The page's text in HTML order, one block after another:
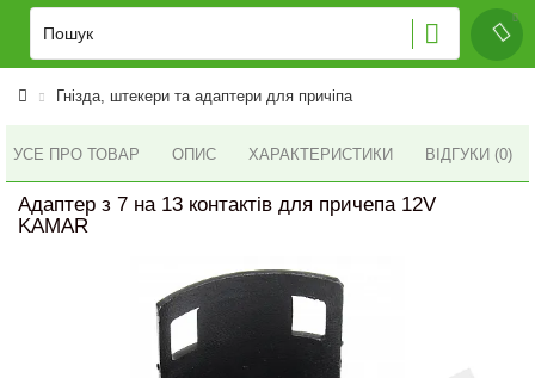
Гнізда, штекери та адаптери для причіпа
УСЕ ПРО ТОВАР ОПИС ХАРАКТЕРИСТИКИ ВІДГУКИ (0)
Адаптер з 7 на 13 контактів для причепа 12V
KAMAR